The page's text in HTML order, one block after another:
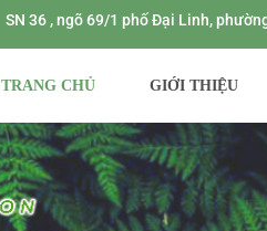
SN 36 , ngõ 69/1 phố Đại Linh,
TRANG CHỦ GIỚI THIỆU